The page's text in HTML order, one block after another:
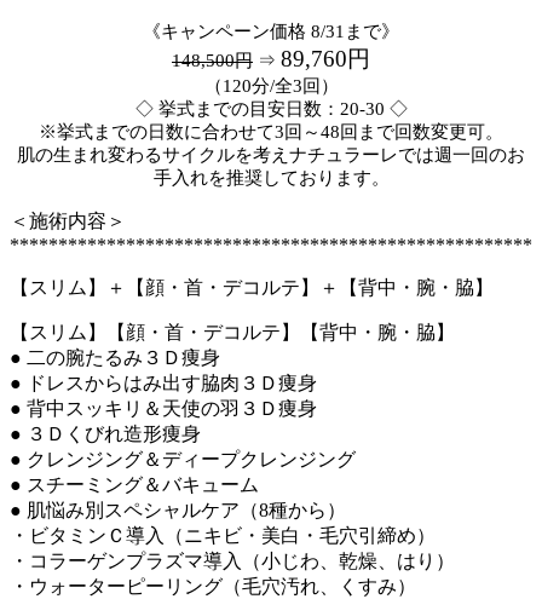
《キャンペーン価格 8/31まで》
148,500円 ⇒ 89,760円
（120分/全3回）
◇ 挙式までの目安日数：20-30 ◇
※挙式までの日数に合わせて3回～48回まで回数変更可。
肌の生まれ変わるサイクルを考えナチュラーレでは週一回のお
手入れを推奨しております。
＜施術内容＞
******************************************************
【スリム】＋【顔・首・デコルテ】＋【背中・腕・脇】
【スリム】 【顔・首・デコルテ】
【背中・腕・脇】
● 二の腕たるみ３Ｄ痩身
● ドレスからはみ出す脇肉３Ｄ痩身
● 背中スッキリ＆天使の羽３Ｄ痩身
● ３Ｄくびれ造形痩身
● クレンジング＆ディープクレンジング
● スチーミング＆バキューム
● 肌悩み別スペシャルケア（8種から）
・ビタミンＣ導入（ニキビ・美白・毛穴引締め）
・コラーゲンプラズマ導入（小じわ、乾燥、はり）
・ウォーターピーリング（毛穴汚れ、くすみ）